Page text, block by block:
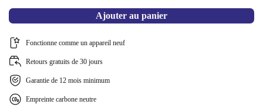
Ajouter au panier
Fonctionne comme un appareil neuf
Retours gratuits de 30 jours
Garantie de 12 mois minimum
Empreinte carbone neutre